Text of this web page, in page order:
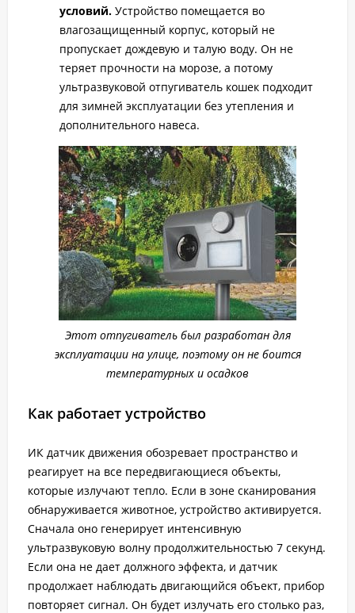
условий. Устройство помещается во
влагозащищенный корпус, который не
пропускает дождевую и талую воду. Он не
теряет прочности на морозе, а потому
ультразвуковой отпугиватель кошек подходит
для зимней эксплуатации без утепления и
дополнительного навеса.
Этот отпугиватель был разработан для
эксплуатации на улице, поэтому он не боится
температурных и осадков
Как работает устройство
ИК датчик движения обозревает пространство и
реагирует на все передвигающиеся объекты,
которые излучают тепло. Если в зоне сканирования
обнаруживается животное, устройство активируется.
Сначала оно генерирует интенсивную
ультразвуковую волну продолжительностью 7 секунд.
Если она не дает должного эффекта, и датчик
продолжает наблюдать двигающийся объект, прибор
повторяет сигнал. Он будет излучать его столько раз,